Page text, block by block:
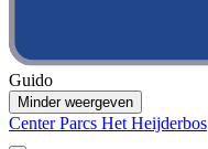
Guido
Minder weergeven
Center Parcs Het Heijderbos